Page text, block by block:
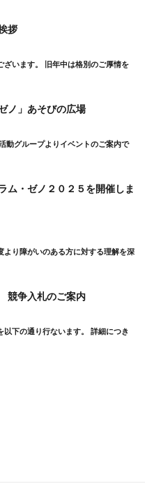
拶
ざいます。 旧年中は格別のご厚情を
ノ」あそびの広場
動グループよりイベントのご案内で
ム・ゼノ２０２５を開催しま
より障がいのある方に対する理解を深
競争入札のご案内
以下の通り行ないます。 詳細につき